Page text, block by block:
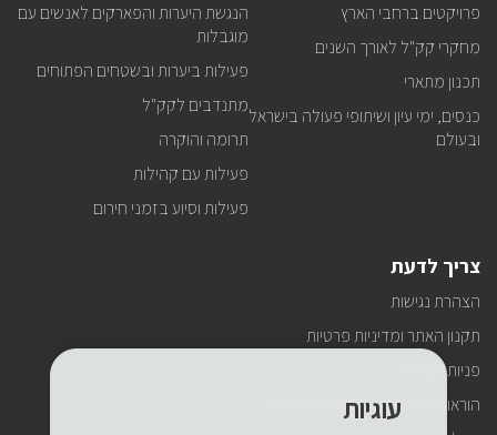
פרויקטים ברחבי הארץ
מחקרי קק"ל לאורך השנים
תכנון מתארי
כנסים, ימי עיון ושיתופי פעולה בישראל
ובעולם
הנגשת היערות והפארקים לאנשים עם
מוגבלות
פעילות ביערות ובשטחים הפתוחים
מתנדבים לקק"ל
תרומה והוקרה
פעילות עם קהילות
פעילות וסיוע בזמני חירום
צריך לדעת
הצהרת נגישות
תקנון האתר ומדיניות פרטיות
פניות הציבור
הוראות התנהגות ובטיחות למטיילים
עוגיות